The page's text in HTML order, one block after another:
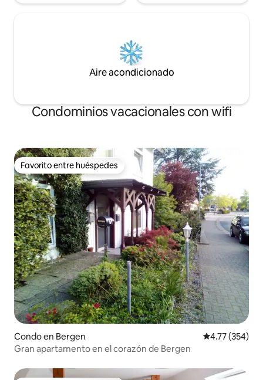
Aire acondicionado
Condominios vacacionales con wifi
Favorito entre huéspedes
Favorito entre huéspedes
Condo en Bergen Calificación
4.77 (354)
Gran apartamento en el corazón de Bergen